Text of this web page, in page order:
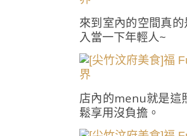
來到室內的空間真
入當一下年輕人~
店內的menu就是這
鬆享用沒負擔。